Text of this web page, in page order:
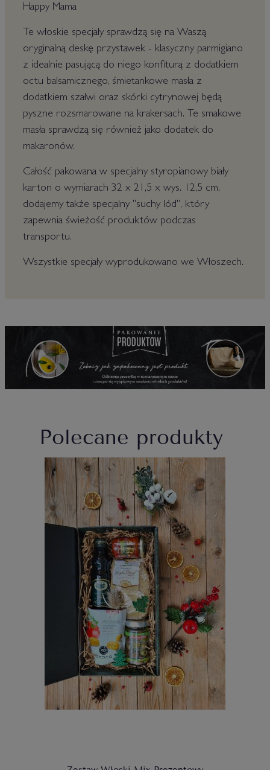
Happy Mama
Te włoskie specjały sprawdzą się na Waszą
oryginalną deskę przystawek - klasyczny parmigiano
z idealnie pasującą do niego konfiturą z dodatkiem
octu balsamicznego, śmietankowe masła z
dodatkiem szałwi oraz skórki cytrynowej będą
pyszne rozsmarowane na krakersach. Te smakowe
masła sprawdzą się również jako dodatek do
makaronów.
Całość pakowana w specjalny styropianowy biały
karton o wymiarach 32 x 21,5 x wys. 12,5 cm,
dodajemy także specjalny "suchy lód", który
zapewnia świeżość produktów podczas
transportu.
Wszystkie specjały wyprodukowano we Włoszech.
Polecane produkty